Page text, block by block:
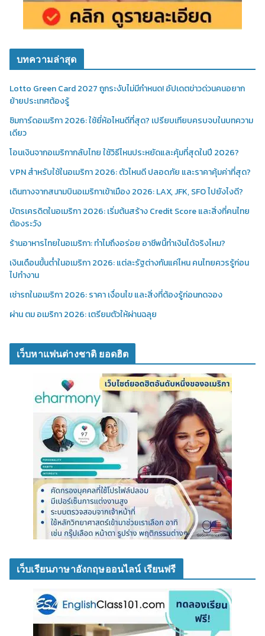
บทความล่าสุด
Lotto Green Card 2027 ถูกระงับไม่มีกำหนด! อัปเดตข่าวด่วนคนอยาก
ย้ายประเทศต้องรู้
ซิมการ์ดอเมริกา 2026: ใช้ยี่ห้อไหนดีที่สุด? เปรียบเทียบครบจบในบทความ
เดียว
โอนเงินจากอเมริกากลับไทย ใช้วิธีไหนประหยัดและคุ้มที่สุดในปี 2026?
VPN สำหรับใช้ในอเมริกา 2026: ตัวไหนดี ปลอดภัย และราคาคุ้มค่าที่สุด?
เดินทางจากสนามบินอเมริกาเข้าเมือง 2026: LAX, JFK, SFO ไปยังไงดี?
บัตรเครดิตในอเมริกา 2026: เริ่มต้นสร้าง Credit Score และสิ่งที่คนไทย
ต้องระวัง
ร้านอาหารไทยในอเมริกา: ทำไมถึงอร่อย อาชีพนี้ทำเงินได้จริงไหม?
เงินเดือนขั้นต่ำในอเมริกา 2026: แต่ละรัฐต่างกันแค่ไหน คนไทยควรรู้ก่อน
ไปทำงาน
เช่ารถในอเมริกา 2026: ราคา เงื่อนไข และสิ่งที่ต้องรู้ก่อนกดจอง
ผ่าน ตม อเมริกา 2026: เตรียมตัวให้ผ่านฉลุย
เว็บหาแฟนต่างชาติ ยอดฮิต
เว็บเรียนภาษาอังกฤษออนไลน์ เรียนฟรี